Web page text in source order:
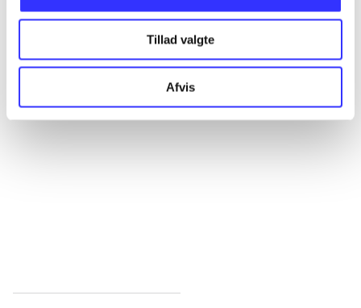
Tillad valgte
Afvis